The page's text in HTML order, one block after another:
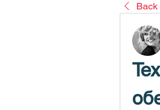
Back